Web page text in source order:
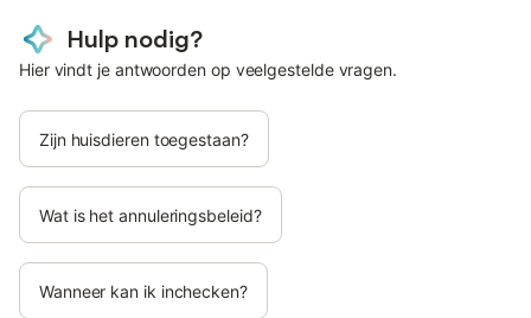
Hulp nodig?
Hier vindt je antwoorden op veelgestelde vragen.
Zijn huisdieren toegestaan?
Wat is het annuleringsbeleid?
Wanneer kan ik inchecken?